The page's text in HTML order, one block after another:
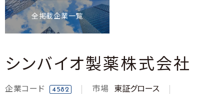
全掲載企業一覧
シンバイオ製薬株式会社
企業コード 4582 市場
東証グロース